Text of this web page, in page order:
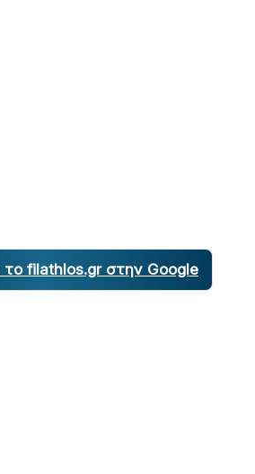
filathlos.gr στην Google